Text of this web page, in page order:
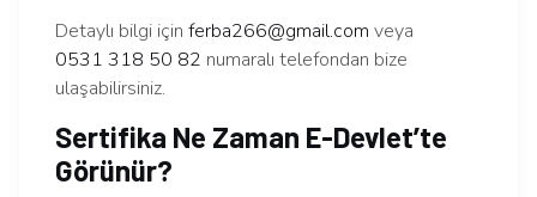
Detaylı bilgi için ferba266@gmail.com veya
0531 318 50 82 numaralı telefondan bize
ulaşabilirsiniz.
Sertifika Ne Zaman E-Devlet’te
Görünür?